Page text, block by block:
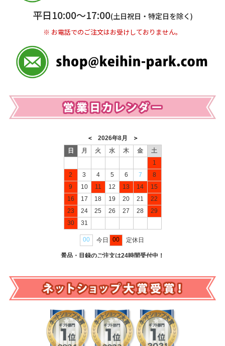
※ 振込み手数料お客様ご負担。
平日10:00〜17:00(土日祝日・特定日を除く)
※ お電話でのご注文はお受けしておりません。